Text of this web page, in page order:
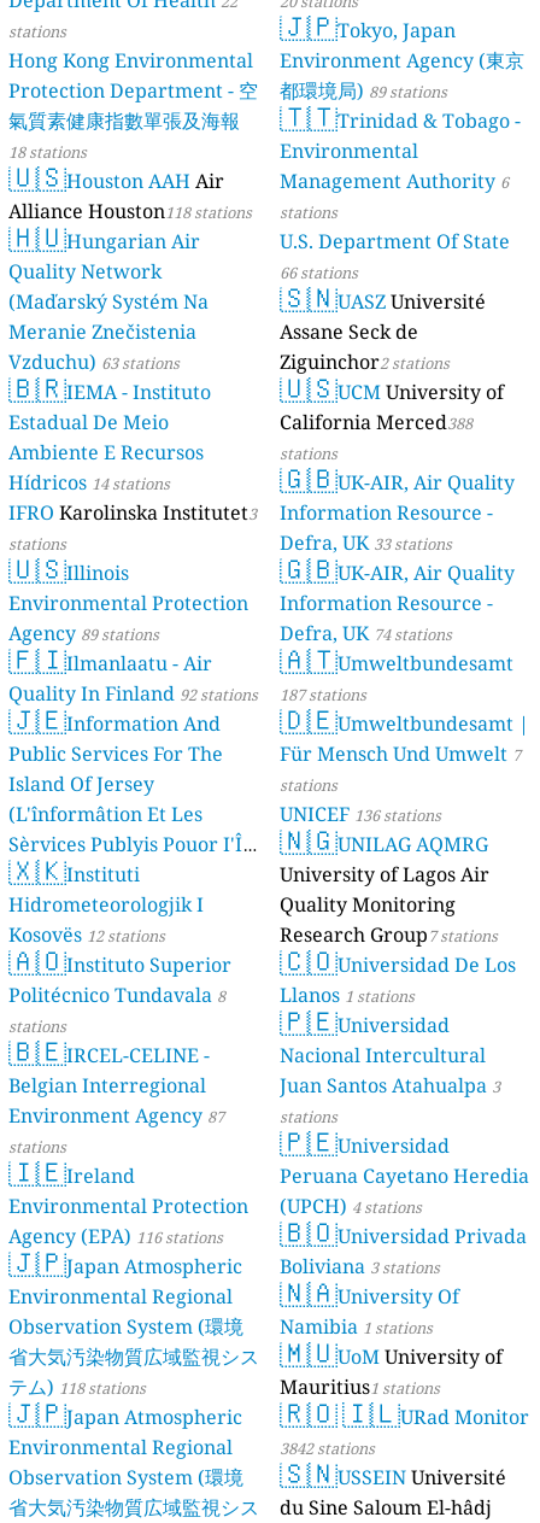
stations
Hong Kong Environmental
Protection Department - 空
氣質素健康指數單張及海報
18 stations
🇺🇸Houston AAH Air
Alliance Houston118 stations
🇭🇺Hungarian Air
Quality Network
(Maďarský Systém Na
Meranie Znečistenia
Vzduchu) 63 stations
🇧🇷IEMA - Instituto
Estadual De Meio
Ambiente E Recursos
Hídricos 14 stations
IFRO Karolinska Institutet3
stations
🇺🇸Illinois
Environmental Protection
Agency 89 stations
🇫🇮Ilmanlaatu - Air
Quality In Finland 92 stations
🇯🇪Information And
Public Services For The
Island Of Jersey
(L'înformâtion Et Les
Sèrvices Publyis Pouor I'Île
Dé Jèrri) 2 stations
🇽🇰Instituti
Hidrometeorologjik I
Kosovës 12 stations
🇦🇴Instituto Superior
Politécnico Tundavala 8
stations
🇧🇪IRCEL-CELINE -
Belgian Interregional
Environment Agency 87
stations
🇮🇪Ireland
Environmental Protection
Agency (EPA) 116 stations
🇯🇵Japan Atmospheric
Environmental Regional
Observation System (環境
省大気汚染物質広域監視シス
テム) 118 stations
🇯🇵Japan Atmospheric
Environmental Regional
Observation System (環境
省大気汚染物質広域監視シス
🇯🇵Tokyo, Japan
Environment Agency (東京
都環境局) 89 stations
🇹🇹Trinidad & Tobago -
Environmental
Management Authority 6
stations
U.S. Department Of State
66 stations
🇸🇳UASZUniversité
Assane Seck de
Ziguinchor2 stations
🇺🇸UCMUniversity of
California Merced388
stations
🇬🇧UK-AIR, Air Quality
Information Resource -
Defra, UK 33 stations
🇬🇧UK-AIR, Air Quality
Information Resource -
Defra, UK 74 stations
🇦🇹Umweltbundesamt
187 stations
🇩🇪Umweltbundesamt |
Für Mensch Und Umwelt 7
stations
UNICEF 136 stations
🇳🇬UNILAG AQMRG
University of Lagos Air
Quality Monitoring
Research Group7 stations
🇨🇴Universidad De Los
Llanos 1 stations
🇵🇪Universidad
Nacional Intercultural
Juan Santos Atahualpa 3
stations
🇵🇪Universidad
Peruana Cayetano Heredia
(UPCH) 4 stations
🇧🇴Universidad Privada
Boliviana 3 stations
🇳🇦University Of
Namibia 1 stations
🇲🇺UoMUniversity of
Mauritius1 stations
🇷🇴🇮🇱URad Monitor
3842 stations
🇸🇳USSEINUniversité
du Sine Saloum El-hâdj